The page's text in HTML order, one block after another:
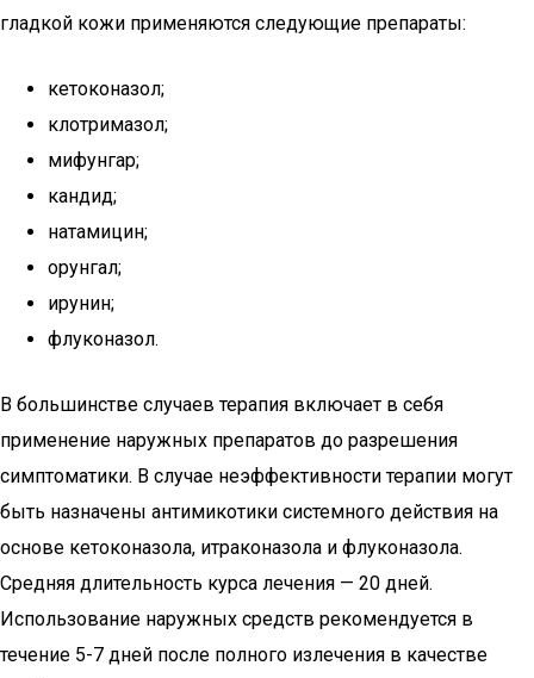
гладкой кожи применяются следующие препараты:
кетоконазол;
клотримазол;
мифунгар;
кандид;
натамицин;
орунгал;
ирунин;
флуконазол.
В большинстве случаев терапия включает в себя
применение наружных препаратов до разрешения
симптоматики. В случае неэффективности терапии могут
быть назначены антимикотики системного действия на
основе кетоконазола, итраконазола и флуконазола.
Средняя длительность курса лечения — 20 дней.
Использование наружных средств рекомендуется в
течение 5-7 дней после полного излечения в качестве